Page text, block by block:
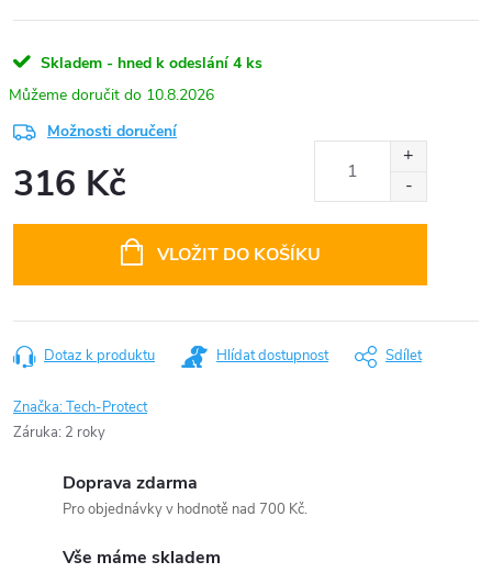
Skladem - hned k odeslání 4 ks
10.8.2026
Možnosti doručení
316 Kč
VLOŽIT DO KOŠÍKU
Dotaz k produktu Hlídat dostupnost Sdílet
Značka:Tech-Protect
Záruka: 2 roky
Doprava zdarma
Pro objednávky v hodnotě nad 700 Kč.
Vše máme skladem